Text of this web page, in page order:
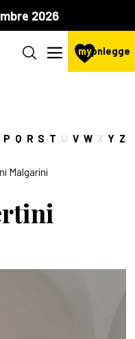
2026
mypnlegge
P Q R S T U V W X Y Z
Malgarini